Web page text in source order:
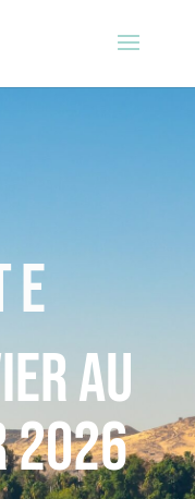
au